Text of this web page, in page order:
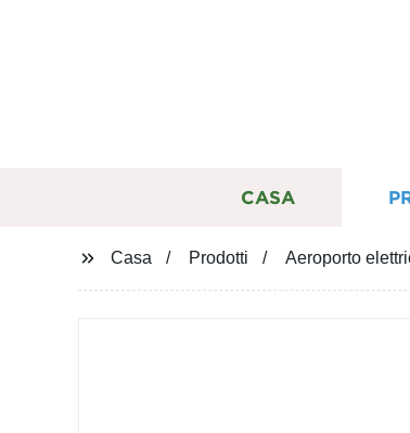
CASA
Casa Prodotti Aeroporto